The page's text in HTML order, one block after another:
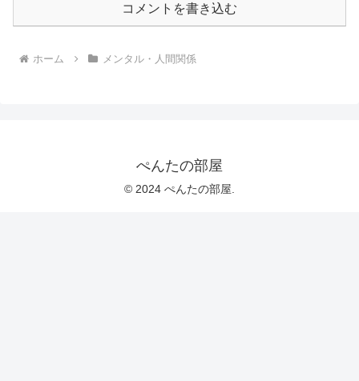
コメントを書き込む
ホーム メンタル・人間関係
ぺんたの部屋
© 2024 ぺんたの部屋.